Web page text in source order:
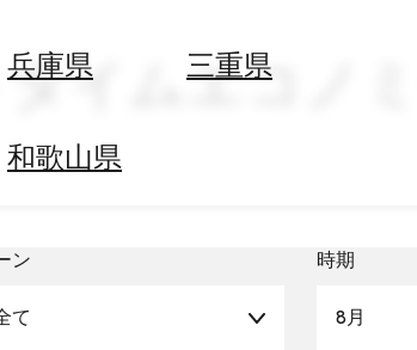
兵庫県 三重県
和歌山県
イムエコノ
ン
て
時期
8月